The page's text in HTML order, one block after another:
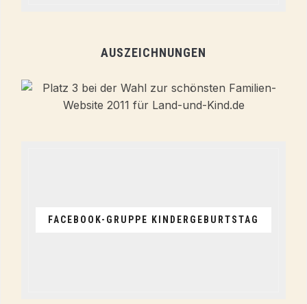
AUSZEICHNUNGEN
FACEBOOK-GRUPPE KINDERGEBURTSTAG